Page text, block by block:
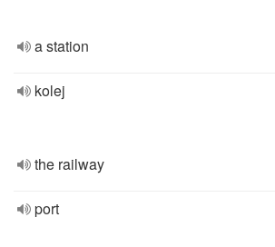
a station
kolej
the railway
port